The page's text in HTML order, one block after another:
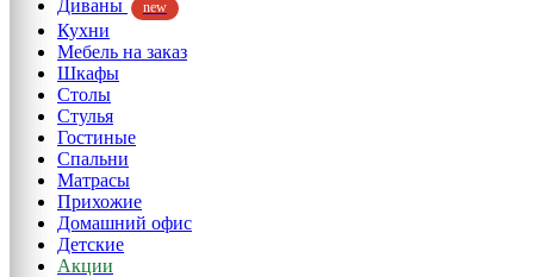
Диваны new
Кухни
Мебель на заказ
Шкафы
Столы
Стулья
Гостиные
Спальни
Матрасы
Прихожие
Домашний офис
Детские
Акции